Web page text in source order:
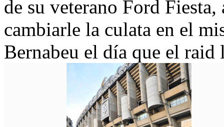
de su veterano Ford
cambiarle la culata en el
Bernabeu el día que el raid